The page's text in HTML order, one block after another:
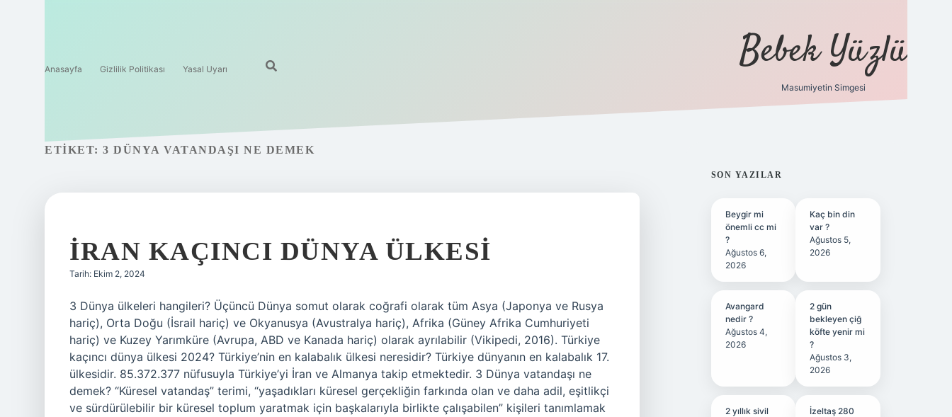
Anasayfa Gizlilik Politikası Yasal Uyarı Bebek Yüzlü
Masumiyetin Simgesi
ETIKET: 3 DÜNYA VATANDAŞI NE DEMEK
İRAN KAÇINCI DÜNYA ÜLKESI
Tarih: Ekim 2, 2024
3 Dünya ülkeleri hangileri? Üçüncü Dünya somut olarak coğrafi olarak tüm Asya (Japonya ve Rusya
hariç), Orta Doğu (İsrail hariç) ve Okyanusya (Avustralya hariç), Afrika (Güney Afrika Cumhuriyeti
hariç) ve Kuzey Yarımküre (Avrupa, ABD ve Kanada hariç) olarak ayrılabilir (Vikipedi, 2016). Türkiye
kaçıncı dünya ülkesi 2024? Türkiye’nin en kalabalık ülkesi neresidir? Türkiye dünyanın en kalabalık 17.
ülkesidir. 85.372.377 nüfusuyla Türkiye’yi İran ve Almanya takip etmektedir. 3 Dünya vatandaşı ne
demek? “Küresel vatandaş” terimi, “yaşadıkları küresel gerçekliğin farkında olan ve daha adil, eşitlikçi
ve sürdürülebilir bir küresel toplum yaratmak için başkalarıyla birlikte çalışabilen” kişileri tanımlamak
SIDEBAR
SON YAZILAR
Beygir mi
önemli cc mi
?
Ağustos 6,
2026
Kaç bin din
var ?
Ağustos 5,
2026
Avangard
nedir ?
Ağustos 4,
2026
2 gün
bekleyen çiğ
köfte yenir mi
?
Ağustos 3,
2026
2 yıllık sivil
İzeltaş 280